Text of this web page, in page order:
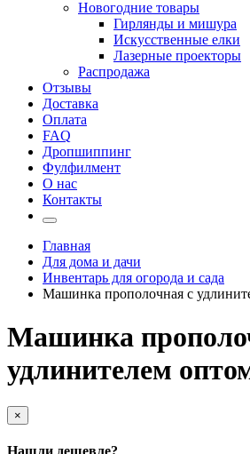
Новогодние товары
Гирлянды и мишура
Искусственные елки
Лазерные проекторы
Распродажа
Отзывы
Доставка
Оплата
FAQ
Дропшиппинг
Фулфилмент
О нас
Контакты
Главная
Для дома и дачи
Инвентарь для огорода и сада
Машинка прополочная с
Машинка
удлинителем
×